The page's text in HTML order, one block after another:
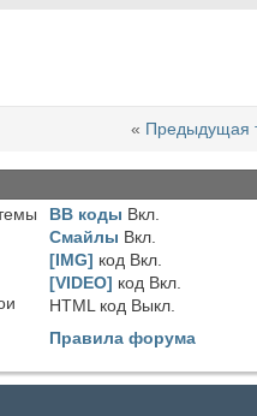
« Предыдущая
BB коды Вкл.
Смайлы Вкл.
[IMG] код Вкл.
[VIDEO] код Вкл.
HTML код Выкл.
Правила форума